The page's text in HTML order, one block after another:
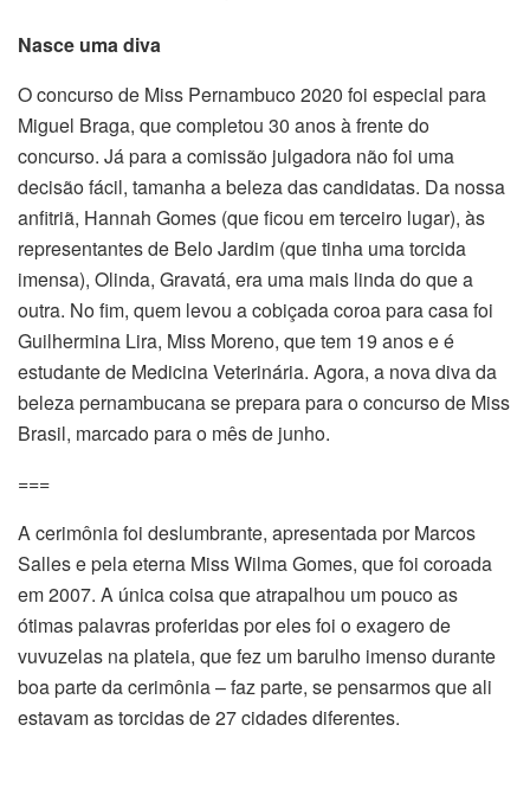
Nasce uma diva
O concurso de Miss Pernambuco 2020 foi especial para
Miguel Braga, que completou 30 anos à frente do
concurso. Já para a comissão julgadora não foi uma
decisão fácil, tamanha a beleza das candidatas. Da nossa
anfitriã, Hannah Gomes (que ficou em terceiro lugar), às
representantes de Belo Jardim (que tinha uma torcida
imensa), Olinda, Gravatá, era uma mais linda do que a
outra. No fim, quem levou a cobiçada coroa para casa foi
Guilhermina Lira, Miss Moreno, que tem 19 anos e é
estudante de Medicina Veterinária. Agora, a nova diva da
beleza pernambucana se prepara para o concurso de Miss
Brasil, marcado para o mês de junho.
===
A cerimônia foi deslumbrante, apresentada por Marcos
Salles e pela eterna Miss Wilma Gomes, que foi coroada
em 2007. A única coisa que atrapalhou um pouco as
ótimas palavras proferidas por eles foi o exagero de
vuvuzelas na plateia, que fez um barulho imenso durante
boa parte da cerimônia – faz parte, se pensarmos que ali
estavam as torcidas de 27 cidades diferentes.